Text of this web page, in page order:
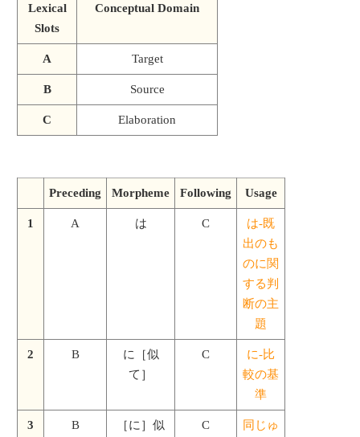
Lexical
Slots
Conceptual Domain
A Target
B Source
C Elaboration
Preceding Morpheme Following Usage
1 A は C
は-既
出のも
のに関
する判
断の主
題
2 B
に［似
て］
C
に-比
較の基
準
3 B
［に］似
C
同じゅ